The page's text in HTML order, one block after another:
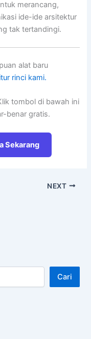
merancang,
ide-ide arsitektur
tak tertandingi.
alat baru
rinci kami.
tombol di bawah ini
benar gratis.
Sekarang
NEXT
Cari